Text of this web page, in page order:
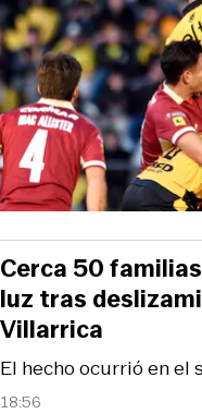
18:56
El hecho ocurrió en el
Cerca 50
luz tras
Villarrica